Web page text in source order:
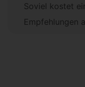
Soviel kostet
Empfehlungen